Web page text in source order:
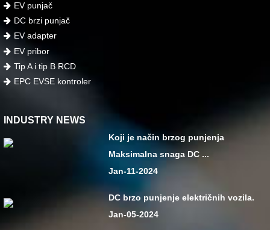
EV punjač
DC brzi punjač
EV adapter
EV pribor
Tip A i tip B RCD
EPC EVSE kontroler
INDUSTRY NEWS
Koji je način brzog punjenja
Maksimalna snaga DC ...
Jan-11-2024
DC brzo punjenje električnih vozila.
Jan-05-2024